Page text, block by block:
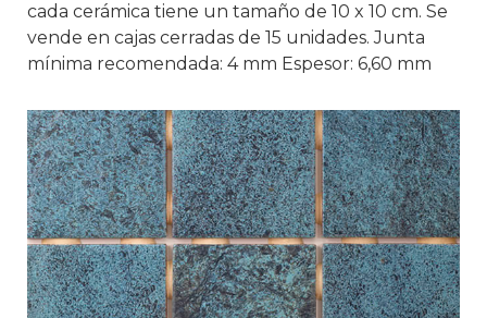
cada cerámica tiene un tamaño de 10 x 10 cm. Se
vende en cajas cerradas de 15 unidades. Junta
mínima recomendada: 4 mm Espesor: 6,60 mm